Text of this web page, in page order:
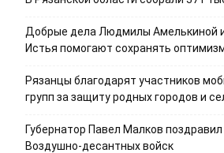
Добрые дела Людмилы Амелькиной
Истья помогают сохранять
Рязанцы благодарят участников
групп за защиту родных городов и
Губернатор Павел Малков
Воздушно-десантных войск